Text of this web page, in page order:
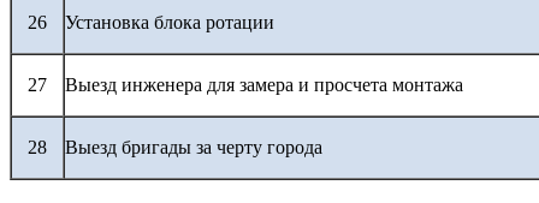
26 Установка блока ротации
27 Выезд инженера для замера и просчета монтажа
28 Выезд бригады за черту города